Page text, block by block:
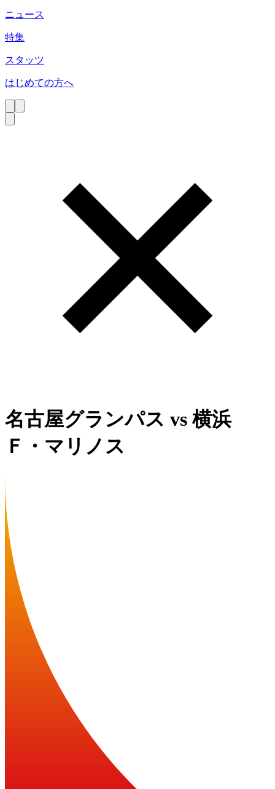
ニュース
特集
スタッツ
はじめての方へ
名古屋グランパス vs横浜
Ｆ・マリノス